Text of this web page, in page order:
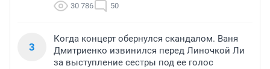
30 786 50
3
Когда концерт обернулся скандалом. Ваня
Дмитриенко извинился перед Линочкой Ли
за выступление сестры под ее голос